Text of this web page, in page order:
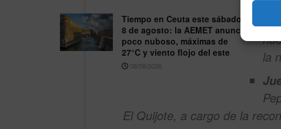
Tiempo en Ceuta este sábado
8 de agosto: la AEMET anuncia
poco nuboso, máximas de
27°C y viento flojo del este
08/08/2026
la
El Quijote, a cargo de la